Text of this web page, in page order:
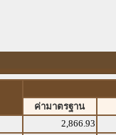
ค่ามาตรฐาน
2,866.93